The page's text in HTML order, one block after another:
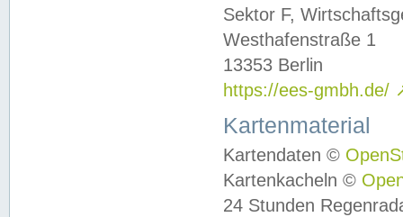
Sektor F,
Westhafenstraße 1
13353 Berlin
https://ees-gmbh.de/
Kartenmaterial
Kartendaten ©
Kartenkacheln ©
24 Stunden